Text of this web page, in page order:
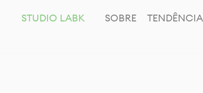
STUDIO LABK SOBRE